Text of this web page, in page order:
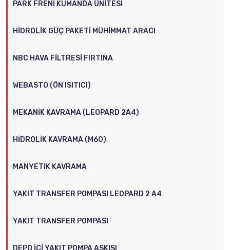
PARK FRENI KUMANDA ÜNITESI
HIDROLIK GÜÇ PAKETI MÜHIMMAT ARACI
NBC HAVA FILTRESI FIRTINA
WEBASTO (ÖN ISITICI)
MEKANIK KAVRAMA (LEOPARD 2A4)
HIDROLIK KAVRAMA (M60)
MANYETIK KAVRAMA
YAKIT TRANSFER POMPASI LEOPARD 2 A4
YAKIT TRANSFER POMPASI
DEPO İÇI YAKIT POMPA ASKISI